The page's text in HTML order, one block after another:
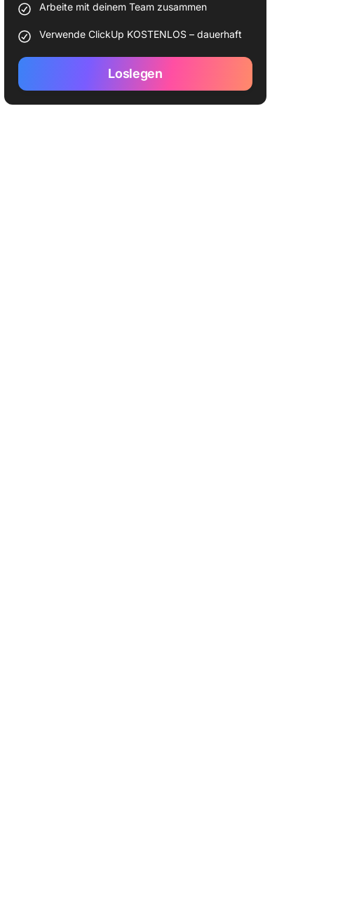
Arbeite mit deinem Team zusammen
Verwende ClickUp KOSTENLOS – dauerhaft
Loslegen